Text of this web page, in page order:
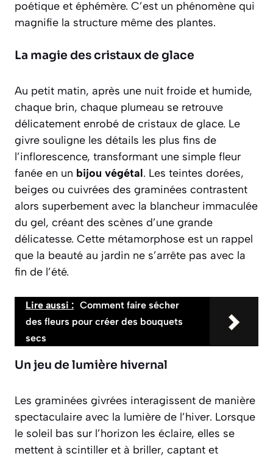
poétique et éphémère. C’est un phénomène qui
magnifie la structure même des plantes.
La magie des cristaux de glace
Au petit matin, après une nuit froide et humide,
chaque brin, chaque plumeau se retrouve
délicatement enrobé de cristaux de glace. Le
givre souligne les détails les plus fins de
l’inflorescence, transformant une simple fleur
fanée en un bijou végétal. Les teintes dorées,
beiges ou cuivrées des graminées contrastent
alors superbement avec la blancheur immaculée
du gel, créant des scènes d’une grande
délicatesse. Cette métamorphose est un rappel
que la beauté au jardin ne s’arrête pas avec la
fin de l’été.
Lire aussi : Comment faire sécher
des fleurs pour créer des bouquets
secs
Un jeu de lumière hivernal
Les graminées givrées interagissent de manière
spectaculaire avec la lumière de l’hiver. Lorsque
le soleil bas sur l’horizon les éclaire, elles se
mettent à scintiller et à briller, captant et